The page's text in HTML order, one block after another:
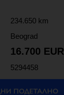
234.650 km
Beograd
16.700 EUR
5294458
ПОДЕТАЛНО